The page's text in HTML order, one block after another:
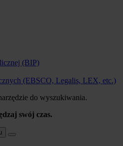
(BIP)
(EBSCO, Legalis, LEX, etc.)
do wyszukiwania.
swój czas.